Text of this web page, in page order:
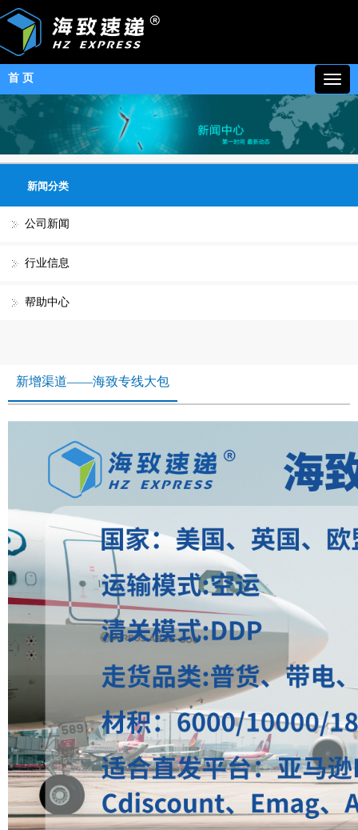
首 页
新闻分类
公司新闻
行业信息
帮助中心
新增渠道——海致专线大包